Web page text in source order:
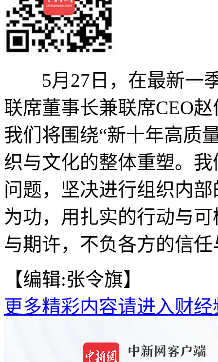
5月27日，在最新一季
联席董事长兼联席CEO
我们将围绕“新十年高质
织与文化的整体重塑。
问题，坚决进行组织内
为功，用扎实的行动与
与期许，不负各方的信
【编辑:张令旗】
更多精彩内容请进入财经